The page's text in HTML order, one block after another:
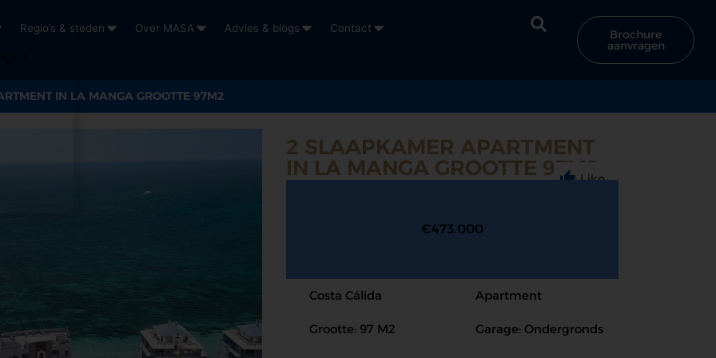
Regio’s & steden Over MASA Advies & blogs Contact Brochure
aanvragen
IN LA MANGA GROOTTE 97M2
2 SLAAPKAMER APARTMENT
IN LA MANGA GROOTTE 97M2
Like
€473.000
Costa Cálida Apartment
Grootte: 97 M2 Garage: Ondergronds